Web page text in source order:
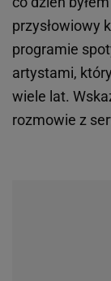
przysłowiowy
programie
artystami,
wiele lat.
rozmowie z